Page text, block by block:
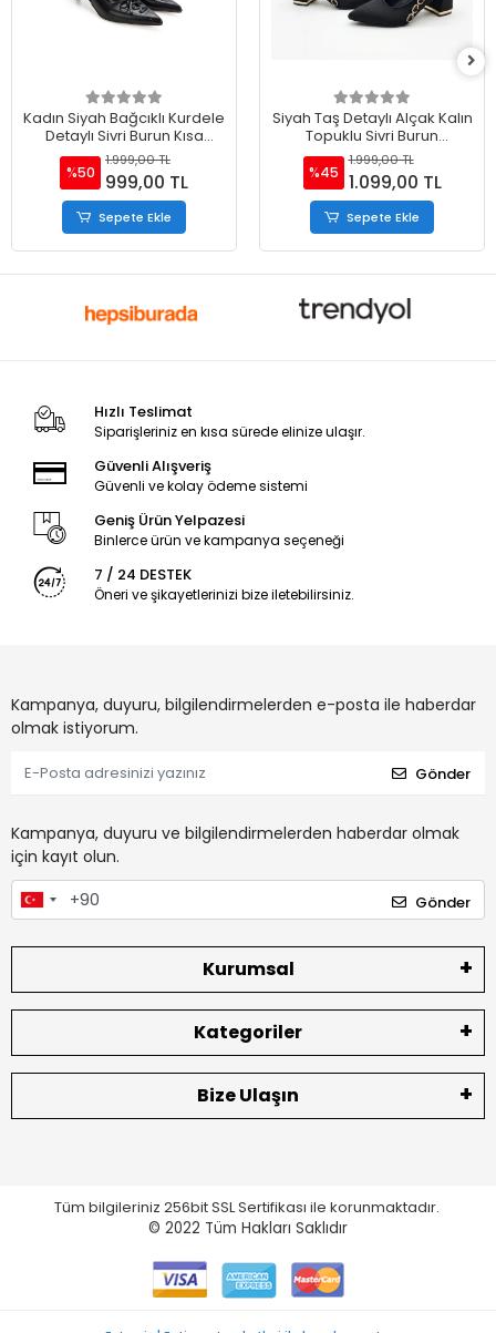
Kadın Siyah Bağcıklı Kurdele
Detaylı Sivri Burun Kısa
Topuklu Ayakkabı
%50
1.999,00 TL
999,00 TL
Sepete Ekle
Siyah Taş Detaylı Alçak Kalın
Topuklu Sivri Burun
Ayakkabı
%45
1.999,00 TL
1.099,00 TL
Sepete Ekle
Hızlı Teslimat
Siparişleriniz en kısa sürede elinize ulaşır.
Güvenli Alışveriş
Güvenli ve kolay ödeme sistemi
Geniş Ürün Yelpazesi
Binlerce ürün ve kampanya seçeneği
7 / 24 DESTEK
Öneri ve şikayetlerinizi bize iletebilirsiniz.
Kampanya, duyuru, bilgilendirmelerden e-posta ile haberdar
olmak istiyorum.
Gönder
Kampanya, duyuru ve bilgilendirmelerden haberdar olmak
için kayıt olun.
Gönder
Kurumsal
Kategoriler
Bize Ulaşın
Tüm bilgileriniz 256bit SSL Sertifikası ile korunmaktadır.
© 2022 Tüm Hakları Saklıdır